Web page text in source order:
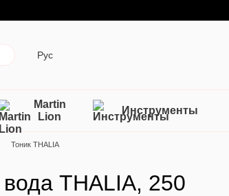
Рус
Martin
Lion
Инструменты
Тоник THALIA
THALIA, 250